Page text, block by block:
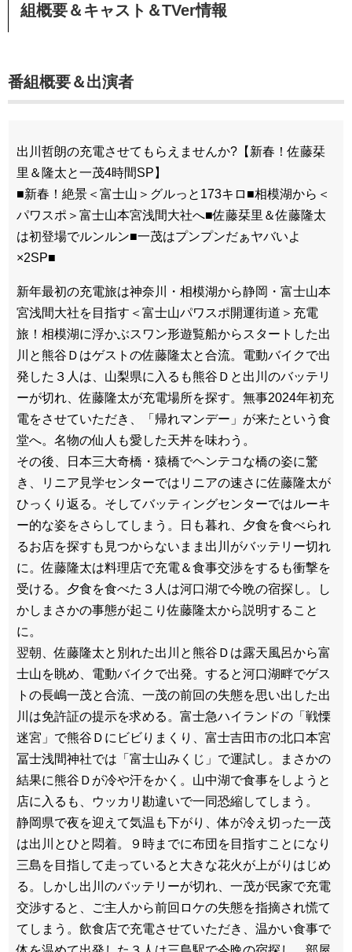
組概要＆キャスト＆TVer情報
番組概要＆出演者
出川哲朗の充電させてもらえませんか?【新春！佐藤栞
里＆隆太と一茂4時間SP】
■新春！絶景＜富士山＞グルっと173キロ■相模湖から＜
パワスポ＞富士山本宮浅間大社へ■佐藤栞里＆佐藤隆太
は初登場でルンルン■一茂はプンプンだぁヤバいよ
×2SP■
新年最初の充電旅は神奈川・相模湖から静岡・富士山本
宮浅間大社を目指す＜富士山パワスポ開運街道＞充電
旅！相模湖に浮かぶスワン形遊覧船からスタートした出
川と熊谷Ｄはゲストの佐藤隆太と合流。電動バイクで出
発した３人は、山梨県に入るも熊谷Ｄと出川のバッテリ
ーが切れ、佐藤隆太が充電場所を探す。無事2024年初充
電をさせていただき、「帰れマンデー」が来たという食
堂へ。名物の仙人も愛した天丼を味わう。
その後、日本三大奇橋・猿橋でヘンテコな橋の姿に驚
き、リニア見学センターではリニアの速さに佐藤隆太が
ひっくり返る。そしてバッティングセンターではルーキ
ー的な姿をさらしてしまう。日も暮れ、夕食を食べられ
るお店を探すも見つからないまま出川がバッテリー切れ
に。佐藤隆太は料理店で充電＆食事交渉をするも衝撃を
受ける。夕食を食べた３人は河口湖で今晩の宿探し。し
かしまさかの事態が起こり佐藤隆太から説明すること
に。
翌朝、佐藤隆太と別れた出川と熊谷Ｄは露天風呂から富
士山を眺め、電動バイクで出発。すると河口湖畔でゲス
トの長嶋一茂と合流、一茂の前回の失態を思い出した出
川は免許証の提示を求める。富士急ハイランドの「戦慄
迷宮」で熊谷Ｄにビビりまくり、富士吉田市の北口本宮
冨士浅間神社では「富士山みくじ」で運試し。まさかの
結果に熊谷Ｄが冷や汗をかく。山中湖で食事をしようと
店に入るも、ウッカリ勘違いで一同恐縮してしまう。
静岡県で夜を迎えて気温も下がり、体が冷え切った一茂
は出川とひと悶着。９時までに布団を目指すことになり
三島を目指して走っていると大きな花火が上がりはじめ
る。しかし出川のバッテリーが切れ、一茂が民家で充電
交渉すると、ご主人から前回ロケの失態を指摘され慌て
てしまう。飲食店で充電させていただき、温かい食事で